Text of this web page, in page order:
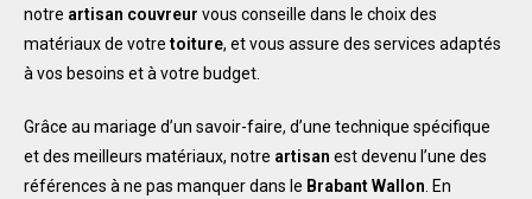
notre artisan couvreur vous conseille dans le choix des
matériaux de votretoiture, et vous assure des services adaptés
à vos besoins et à votre budget.
Grâce au mariage d’un savoir-faire, d’une technique spécifique
et des meilleurs matériaux, notre artisan est devenu l’une des
références à ne pas manquer dans le Brabant Wallon. En